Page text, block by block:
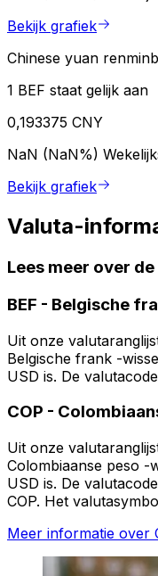
Bekijk grafiek
Chinese yuan
1 BEF staat gelijk aan
0,193375 CNY
NaN (NaN%)
Bekijk grafiek
Valuta-
Lees meer over de
BEF - Belgische
Uit onze
Belgische frank -
USD is. De
COP -
Uit onze
Colombiaanse peso -
USD is. De
COP. Het
Meer informatie over